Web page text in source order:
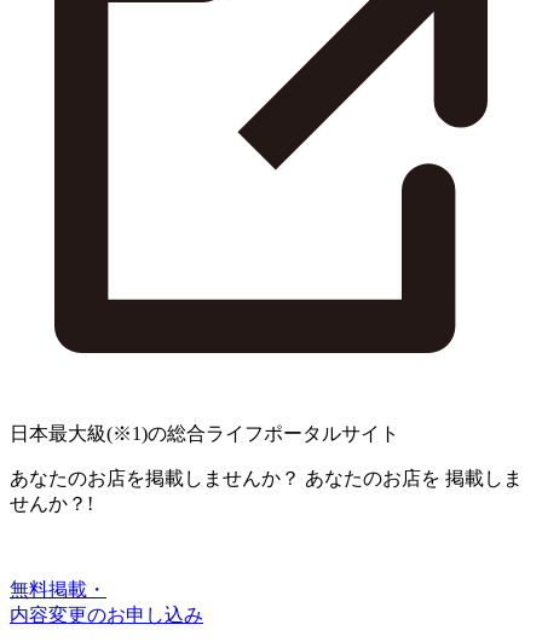
日本最大級(※1)の総合ライフポータルサイト
あなたのお店を掲載しませんか？ あなたのお店を 掲載しま
せんか？!
無料掲載・
内容変更のお申し込み